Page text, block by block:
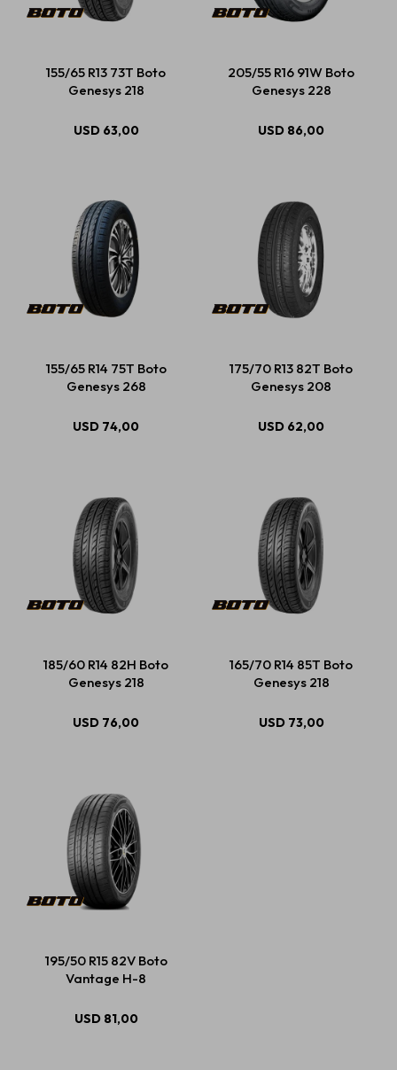
155/65 R13 73T Boto
Genesys 218
USD 63,00
205/55 R16 91W Boto
Genesys 228
USD 86,00
155/65 R14 75T Boto
Genesys 268
USD 74,00
175/70 R13 82T Boto
Genesys 208
USD 62,00
185/60 R14 82H Boto
Genesys 218
USD 76,00
165/70 R14 85T Boto
Genesys 218
USD 73,00
195/50 R15 82V Boto
Vantage H-8
USD 81,00